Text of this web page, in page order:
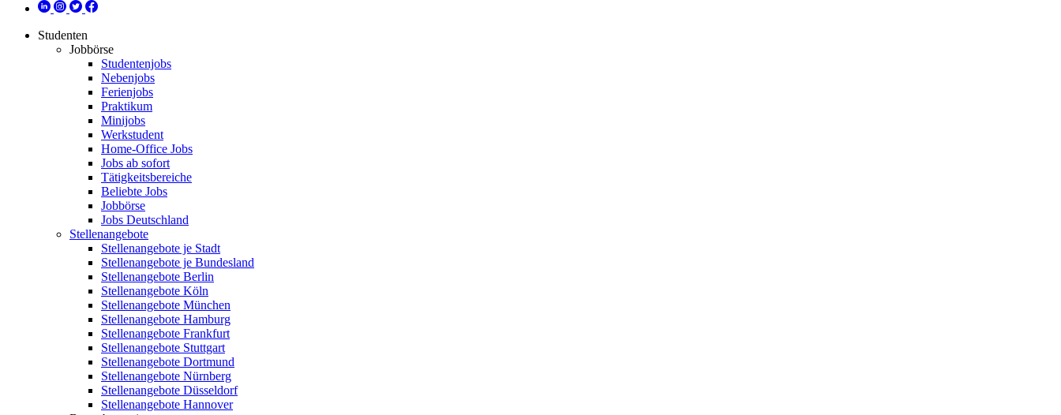
Studenten
Jobbörse
Studentenjobs
Nebenjobs
Ferienjobs
Praktikum
Minijobs
Werkstudent
Home-Office Jobs
Jobs ab sofort
Tätigkeitsbereiche
Beliebte Jobs
Jobbörse
Jobs Deutschland
Stellenangebote
Stellenangebote je Stadt
Stellenangebote je Bundesland
Stellenangebote Berlin
Stellenangebote Köln
Stellenangebote München
Stellenangebote Hamburg
Stellenangebote Frankfurt
Stellenangebote Stuttgart
Stellenangebote Dortmund
Stellenangebote Nürnberg
Stellenangebote Düsseldorf
Stellenangebote Hannover